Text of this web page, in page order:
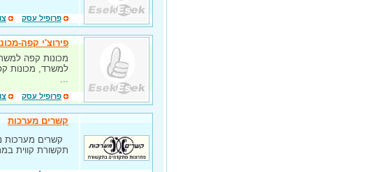
פרופיל עסק
פירוצ'י קפה-
מכונות קפה
למשרד, מכונות
...
פרופיל עסק
קשרים מערכות
תקשורת קווית